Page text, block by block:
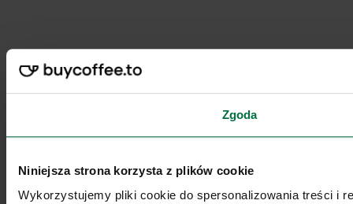
Zgoda
Niniejsza strona korzysta z plików cookie
Wykorzystujemy pliki cookie do spersonalizowania treści i